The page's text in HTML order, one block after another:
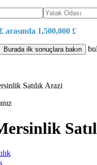
arasında 1,500,000 £
Burada ilk sonuçlara bakın
Satılık Arazi